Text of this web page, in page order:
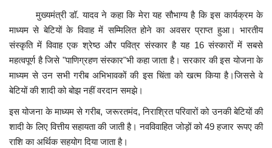
मुख्यमंत्री डॉ. यादव ने कहा कि मेरा यह सौभाग्य है कि इस कार्यक्रम के
माध्यम से बेटियों के विवाह में सम्मिलित होने का अवसर प्राप्त हुआ। भारतीय
संस्कृति में विवाह एक श्रेष्ठ और पवित्र संस्कार है यह 16 संस्कारों में सबसे
महत्वपूर्ण है जिसे "पाणिग्रहण संस्कार"भी कहा जाता है। सरकार की इस योजना के
माध्यम से उन सभी गरीब अभिभावकों की इस चिंता को खत्म किया है।जिससे वे
बेटियों की शादी को बोझ नहीं वरदान समझे।
इस योजना के माध्यम से गरीब, जरूरतमंद, निराश्रित परिवारों को उनकी बेटियों की
शादी के लिए वित्तीय सहायता की जाती है। नवविवाहित जोड़ों को 49 हजार रूपए की
राशि का अर्थिक सहयोग दिया जाता है।